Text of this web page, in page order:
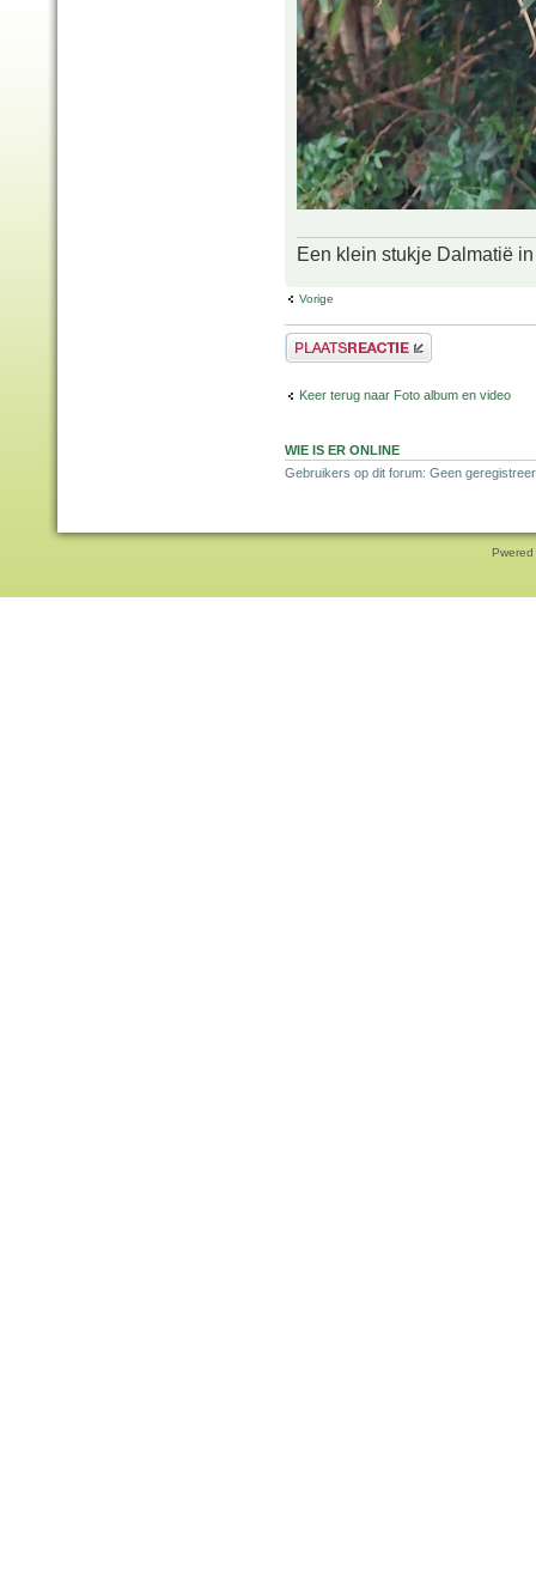
Een klein stukje Dalmatië
Vorige
Plaats een reactie
Keer terug naar Foto album en video
WIE IS ER ONLINE
Gebruikers op dit forum: Geen